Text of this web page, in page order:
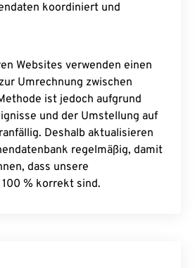
koordiniert und
Websites verwenden einen
Umrechnung zwischen
ist jedoch aufgrund
und der Umstellung auf
Deshalb aktualisieren
regelmäßig, damit
dass unsere
% korrekt sind.